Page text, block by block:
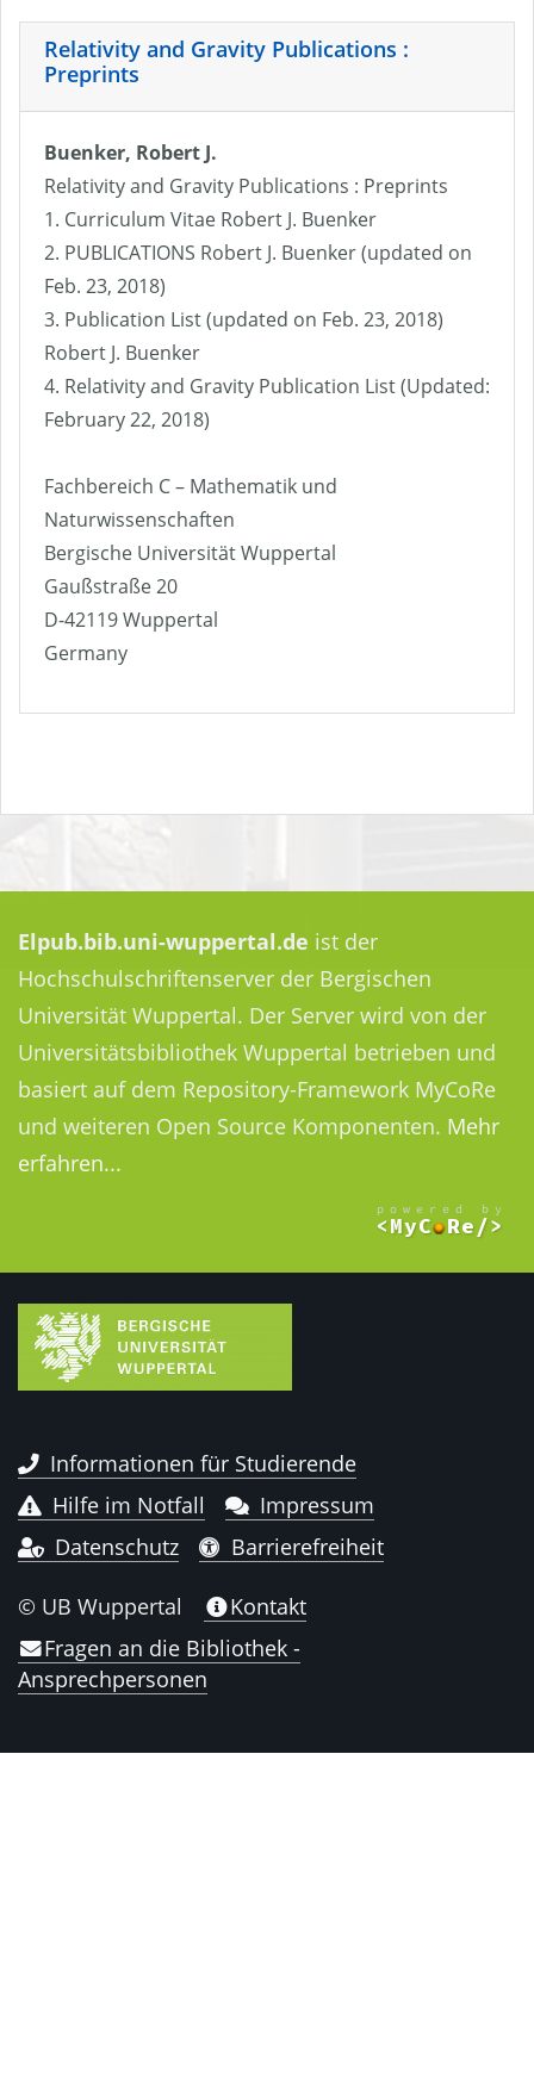
Relativity and Gravity Publications :
Preprints
Buenker, Robert J.
Relativity and Gravity Publications : Preprints
1. Curriculum Vitae Robert J. Buenker
2. PUBLICATIONS Robert J. Buenker (updated on
Feb. 23, 2018)
3. Publication List (updated on Feb. 23, 2018)
Robert J. Buenker
4. Relativity and Gravity Publication List (Updated:
February 22, 2018)
Fachbereich C – Mathematik und
Naturwissenschaften
Bergische Universität Wuppertal
Gaußstraße 20
D-42119 Wuppertal
Germany
Elpub.bib.uni-wuppertal.de ist der
Hochschulschriftenserver der Bergischen
Universität Wuppertal. Der Server wird von der
Universitätsbibliothek Wuppertal betrieben und
basiert auf dem Repository-Framework MyCoRe
und weiteren Open Source Komponenten. Mehr
erfahren...
Informationen für Studierende
Hilfe im Notfall
Impressum
Datenschutz
Barrierefreiheit
© UB Wuppertal
Kontakt
Fragen an die Bibliothek -
Ansprechpersonen